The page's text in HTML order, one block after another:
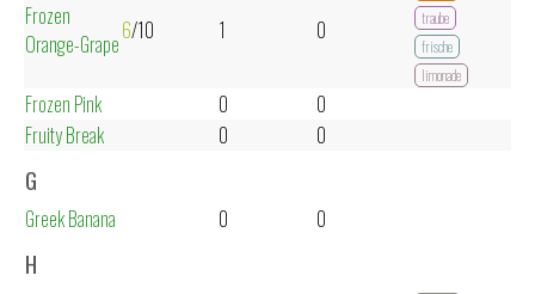
Frozen
Orange-Grape6/10 1 0
traube
frische
limonade
Frozen Pink 0
0
Fruity Break
0 0
G
Greek Banana 0 0
H